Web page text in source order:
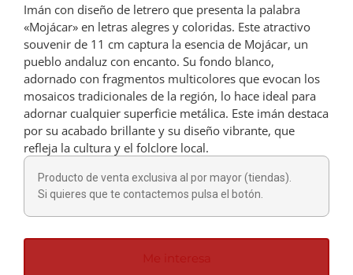
Cucharillas
Cucharones
Dedales
Figuras
Imanes
Imán con diseño de letrero que presenta la palabra
«Mojácar» en letras alegres y coloridas. Este atractivo
souvenir de 11 cm captura la esencia de Mojácar, un
pueblo andaluz con encanto. Su fondo blanco,
adornado con fragmentos multicolores que evocan los
mosaicos tradicionales de la región, lo hace ideal para
adornar cualquier superficie metálica. Este imán destaca
por su acabado brillante y su diseño vibrante, que
refleja la cultura y el folclore local.
Producto de venta exclusiva al por mayor (tiendas).
Si quieres que te contactemos pulsa el botón.
Me interesa